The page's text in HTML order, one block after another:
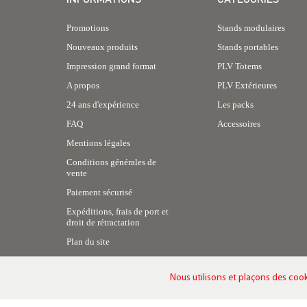
Promotions
Nouveaux produits
Impression grand format
A propos
24 ans d'expérience
FAQ
Mentions légales
Conditions générales de
vente
Paiement sécurisé
Expéditions, frais de port et
droit de rétractation
Plan du site
Stands modulaires
Stands portables
PLV Totems
PLV Extérieures
Les packs
Accessoires
Nous utilisons et plaçons des